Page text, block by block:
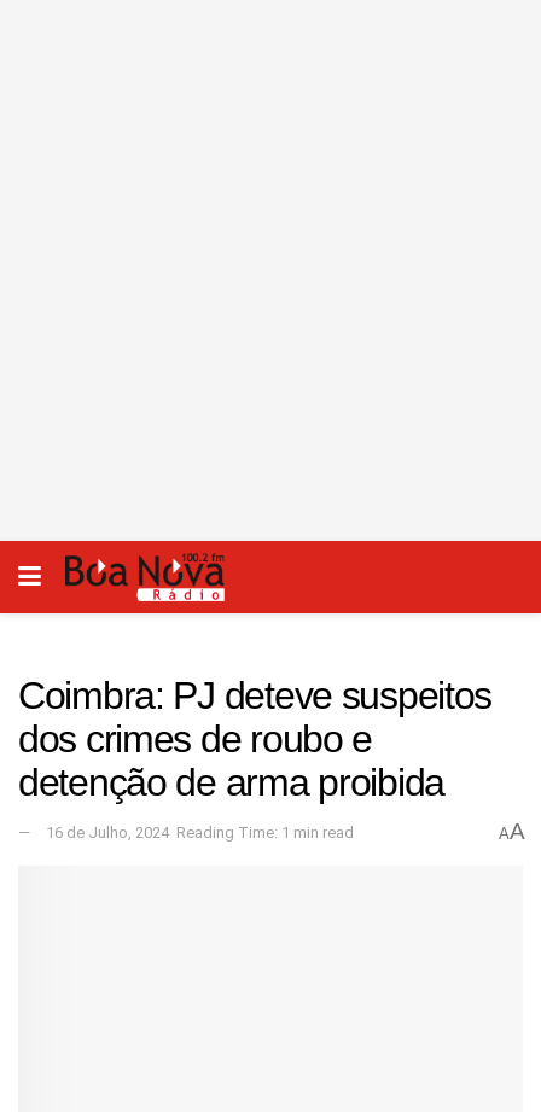
Coimbra: PJ deteve suspeitos
dos crimes de roubo e
detenção de arma proibida
16 de Julho, 2024 Reading Time: 1 min read AA